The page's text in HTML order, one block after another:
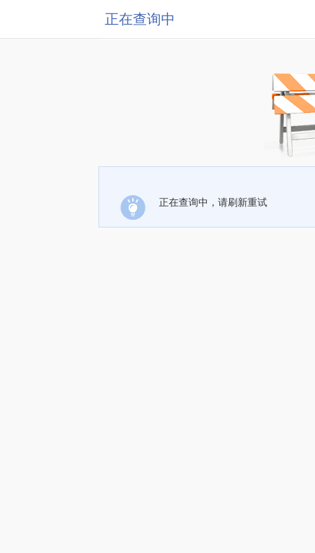
正在查询中
正在查询中，请刷新重试